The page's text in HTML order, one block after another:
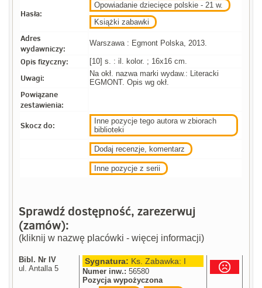
Hasła:
Opowiadanie dziecięce polskie - 21 w.
Książki zabawki
Adres
wydawniczy:
Warszawa : Egmont Polska, 2013.
Opis fizyczny: [10] s. : il. kolor. ; 16x16 cm.
Uwagi:
Na okł. nazwa marki wydaw.: Literacki
EGMONT. Opis wg okł.
Powiązane
zestawienia:
Skocz do:
Inne pozycje tego autora w zbiorach
biblioteki
Dodaj recenzje, komentarz
Inne pozycje z serii
Sprawdź dostępność, zarezerwuj
(zamów):
(kliknij w nazwę placówki - więcej informacji)
Bibl. Nr IV
ul. Antalla 5
Sygnatura: Ks. Zabawka: I
Numer inw.: 56580
Pozycja wypożyczona